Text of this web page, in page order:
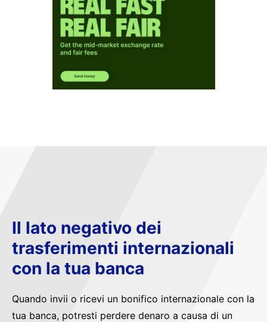
Il lato negativo dei
trasferimenti internazionali
con la tua banca
Quando invii o ricevi un bonifico internazionale con la
tua banca, potresti perdere denaro a causa di un